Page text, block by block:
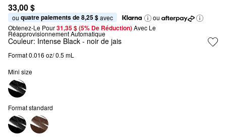
33,00 $
ou quatre paiements de 8,25 $ avec
ou
Obtenez-Le Pour31,35 $ (5% De Réduction) Avec Le
Réapprovisionnement Automatique
Couleur: Intense Black - noir de jais
Format 0.016 oz/ 0.5 mL
Mini size
Format standard